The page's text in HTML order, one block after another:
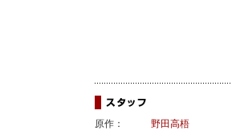
原作：
野田高梧